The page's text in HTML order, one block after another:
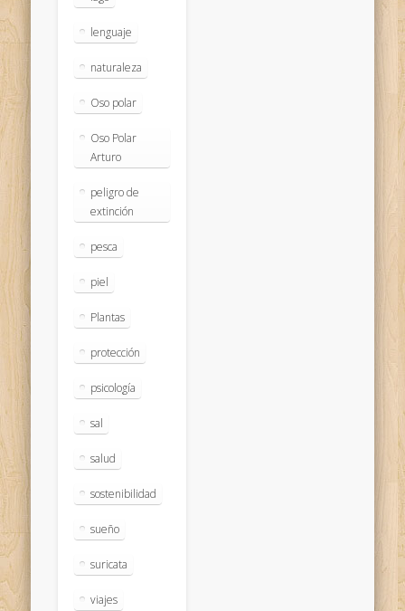
lenguaje
naturaleza
Oso polar
Oso Polar
Arturo
peligro de
extinción
pesca
piel
Plantas
protección
psicología
sal
salud
sostenibilidad
sueño
suricata
viajes